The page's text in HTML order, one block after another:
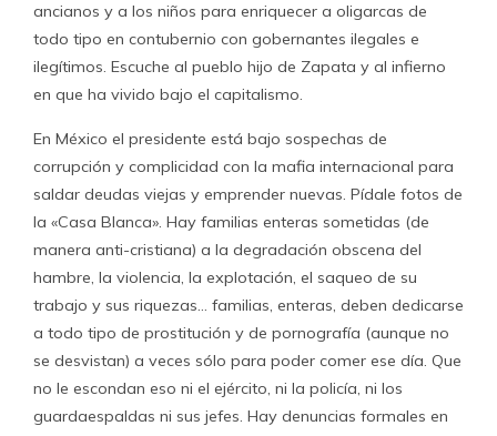
ancianos y a los niños para enriquecer a oligarcas de
todo tipo en contubernio con gobernantes ilegales e
ilegítimos. Escuche al pueblo hijo de Zapata y al infierno
en que ha vivido bajo el capitalismo.
En México el presidente está bajo sospechas de
corrupción y complicidad con la mafia internacional para
saldar deudas viejas y emprender nuevas. Pídale fotos de
la «Casa Blanca». Hay familias enteras sometidas (de
manera anti-cristiana) a la degradación obscena del
hambre, la violencia, la explotación, el saqueo de su
trabajo y sus riquezas… familias, enteras, deben dedicarse
a todo tipo de prostitución y de pornografía (aunque no
se desvistan) a veces sólo para poder comer ese día. Que
no le escondan eso ni el ejército, ni la policía, ni los
guardaespaldas ni sus jefes. Hay denuncias formales en